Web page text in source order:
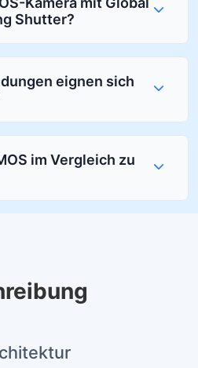
Shutter?
eignen sich
im Vergleich zu